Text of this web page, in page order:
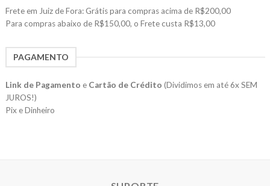
Frete em Juiz de Fora: Grátis para compras acima de R$200,00
Para compras abaixo de R$150,00, o Frete custa R$13,00
PAGAMENTO
Link de Pagamento e Cartão de Crédito (Dividimos em até 6x SEM
JUROS!)
Pix e Dinheiro